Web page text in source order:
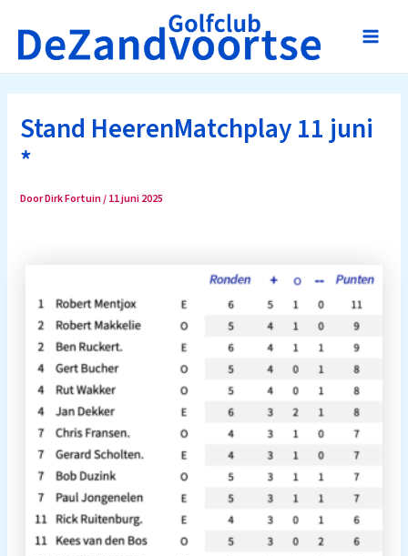
naar
inhoud
Main
Stand HeerenMatchplay 11 juni
*
DoorDirk Fortuin/11 juni 2025